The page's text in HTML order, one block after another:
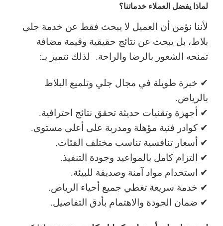
لماذا يفضل العملاء خدماتنا؟
لأننا نؤمن أن العميل لا يبحث فقط عن خدمة جلي
بلاط، بل يبحث عن نتائج حقيقية وقيمة مضافة
تمنحه الشعور بالرضا والراحة. لذلك نتميز بـ:
✔ خبرة طويلة في مجال جلي وتلميع البلاط
بالرياض.
✔ أجهزة وتقنيات حديثة تحقق نتائج احترافية.
✔ كوادر فنية مؤهلة ومدربة على أعلى مستوى.
✔ أسعار تنافسية تناسب مختلف الفئات.
✔ التزام كامل بالمواعيد وجودة التنفيذ.
✔ استخدام مواد آمنة وصديقة للبيئة.
✔ خدمة سريعة تغطي جميع أحياء الرياض.
✔ ضمان الجودة والاهتمام بأدق التفاصيل.